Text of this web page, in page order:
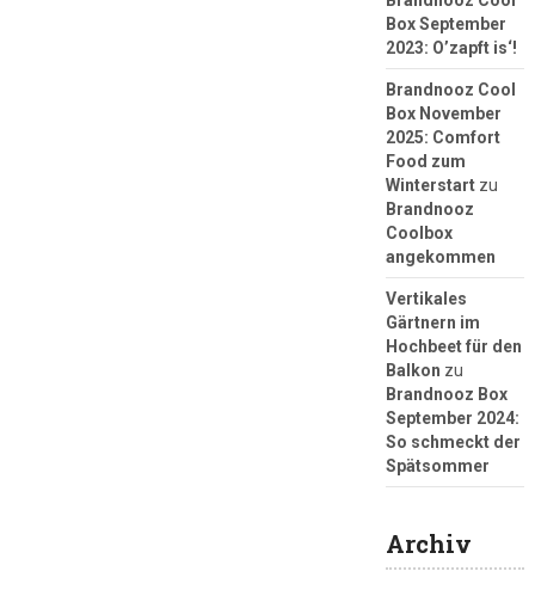
Box September
2023: O’zapft is‘!
Brandnooz Cool
Box November
2025: Comfort
Food zum
Winterstartzu
Brandnooz
Coolbox
angekommen
Vertikales
Gärtnern im
Hochbeet für den
Balkon zu
Brandnooz Box
September 2024:
So schmeckt der
Spätsommer
Archiv